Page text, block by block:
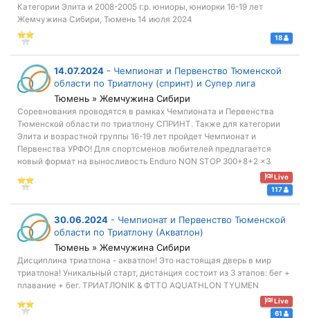
Категории Элита и 2008-2005 г.р. юниоры, юниорки 16-19 лет
Жемчужина Сибири, Тюмень 14 июля 2024
18
14.07.2024 - Чемпионат и Первенство Тюменской
области по Триатлону (спринт) и Супер лига
Тюмень » Жемчужина Сибири
Соревнования проводятся в рамках Чемпионата и Первенства
Тюменской области по триатлону СПРИНТ. Также для категории
Элита и возрастной группы 16-19 лет пройдет Чемпионат и
Первенства УРФО! Для спортсменов любителей предлагается
новый формат на выносливость Enduro NON STOP 300+8+2 x3
Live
117
30.06.2024 - Чемпионат и Первенство Тюменской
области по Триатлону (Акватлон)
Тюмень » Жемчужина Сибири
Дисциплина триатлона - акватлон! Это настоящая дверь в мир
триатлона! Уникальный старт, дистанция состоит из 3 этапов: бег +
плавание + бег. ТРИАТЛОNIK & ФТТО AQUATHLON TYUMEN
Live
61